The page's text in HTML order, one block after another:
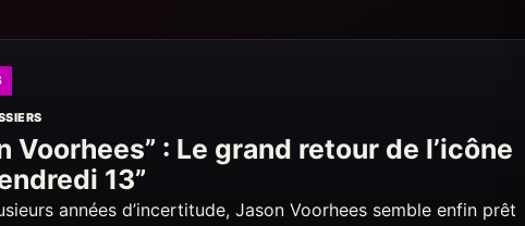
Voorhees” : Le grand retour de l’icône
13”
années d’incertitude, Jason Voorhees semble enfin prêt